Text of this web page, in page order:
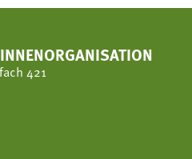
421